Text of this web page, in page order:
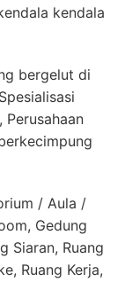
kendala
bergelut di
Perusahaan
/ Aula /
Gedung
Siaran, Ruang
Ruang Kerja,